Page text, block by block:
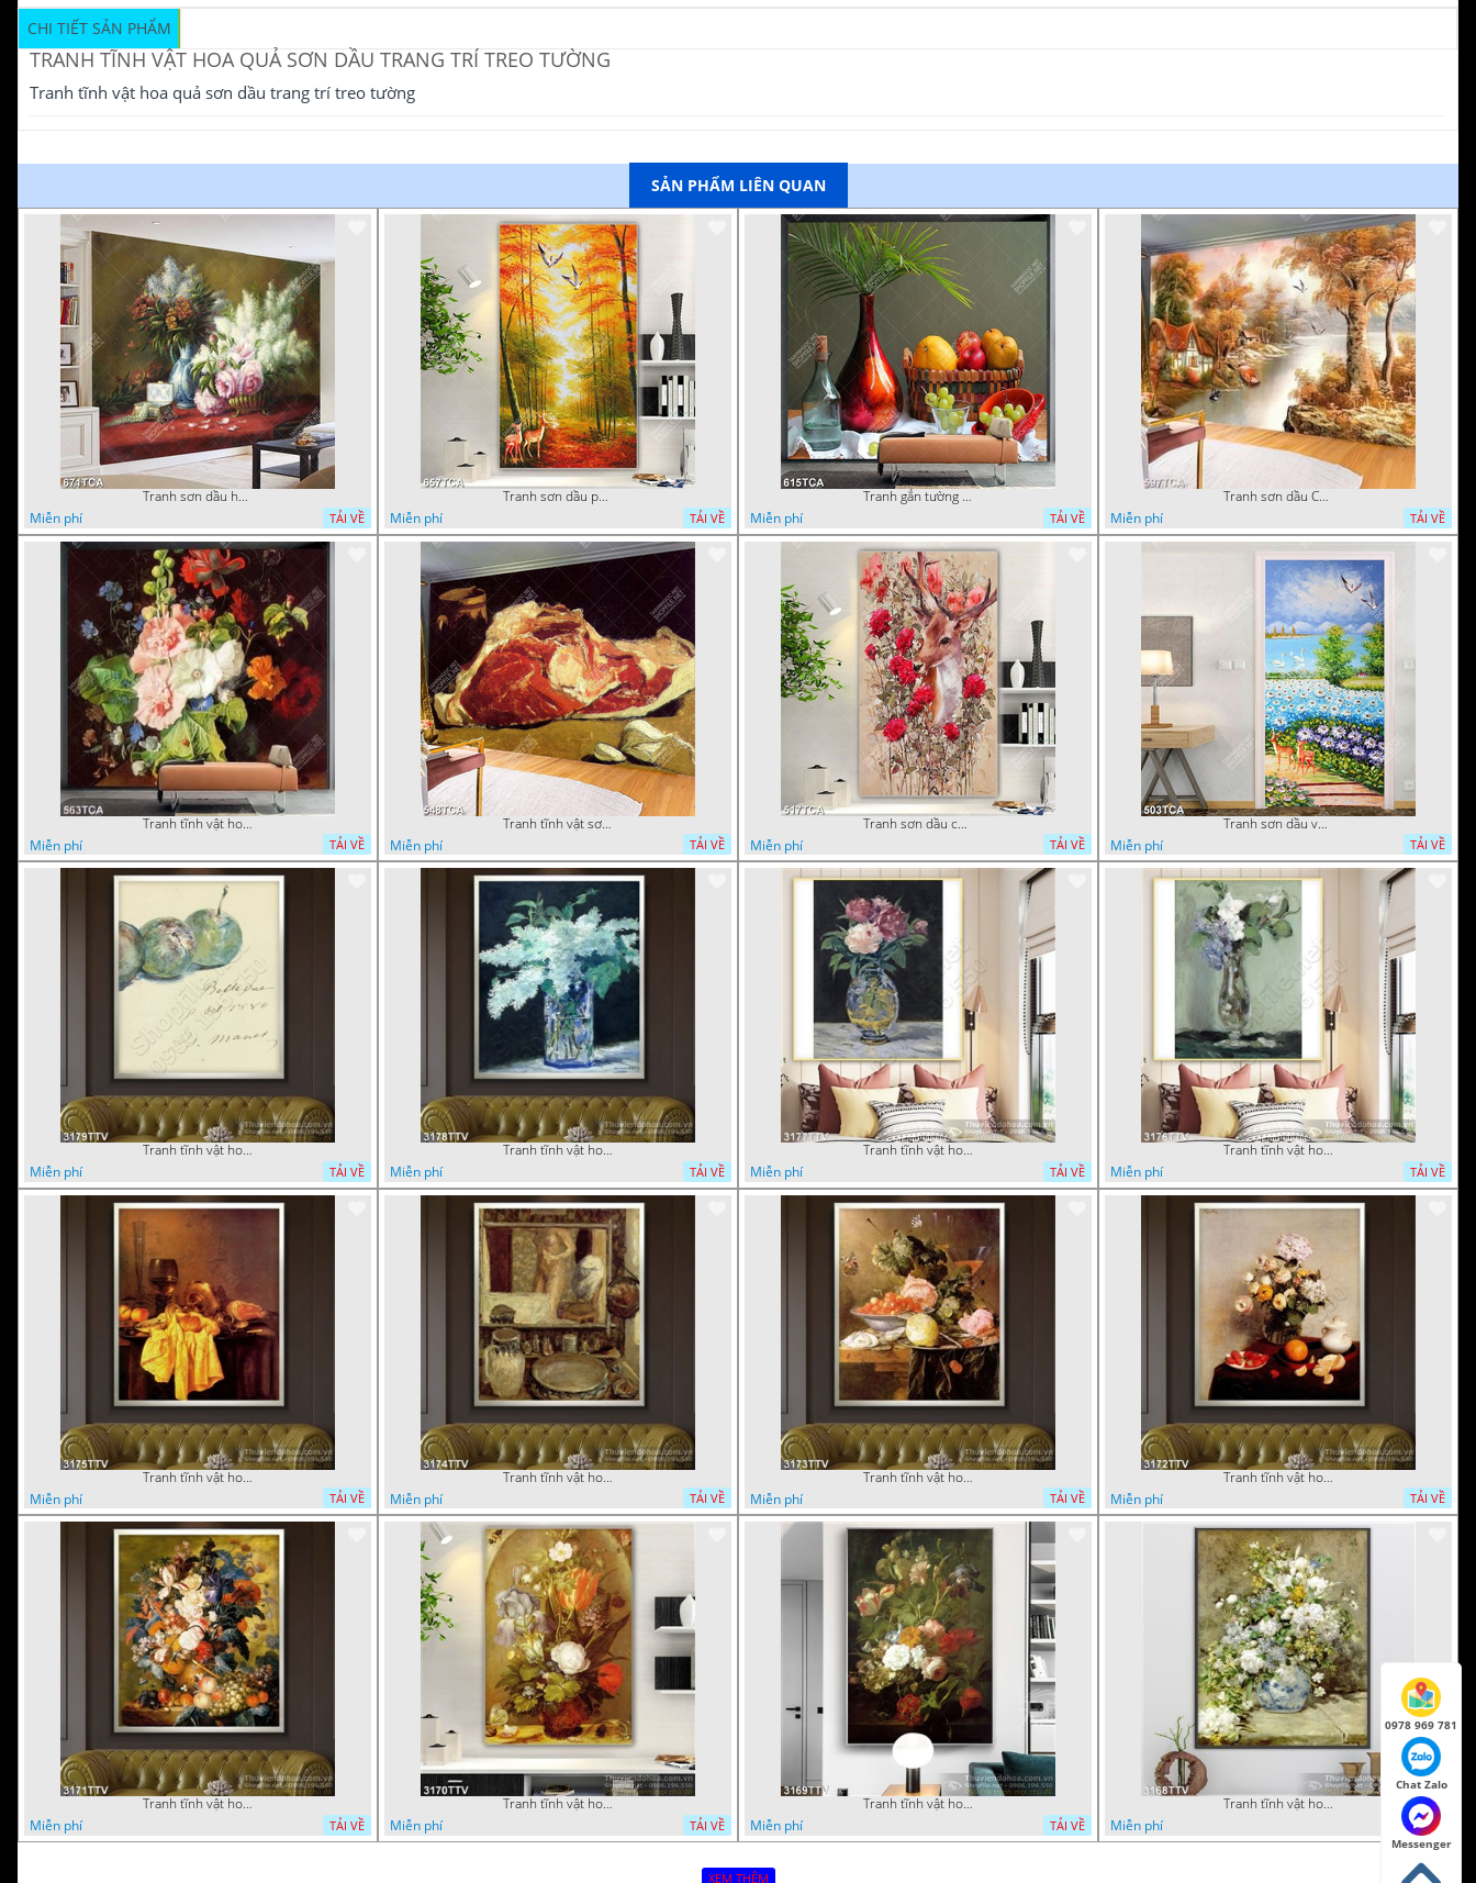
CHI TIẾT SẢN PHẨM
TRANH TĨNH VẬT HOA QUẢ SƠN DẦU TRANG TRÍ TREO TƯỜNG
Tranh tĩnh vật hoa quả sơn dầu trang trí treo tường
SẢN PHẨM LIÊN QUAN
Tranh sơn dầu hoa quả tĩnh vật nghệ thuật gắn tường
Miễn phí
TẢI VỀ
Tranh sơn dầu phong cảnh mùa thu cây lá vàng và nai trang trí tường
Miễn phí
TẢI VỀ
Tranh gắn tường hoa quả nghệ thuật
Miễn phí
TẢI VỀ
Tranh sơn dầu Châu Âu phong cảnh ngôi làng bên dòng sông
Miễn phí
TẢI VỀ
Tranh tĩnh vật hoa quả decor phòng khách in uv
Miễn phí
TẢI VỀ
Tranh tĩnh vật sơn dầu nước ngoài trang trí phòng bếp
Miễn phí
TẢI VỀ
Tranh sơn dầu chú nai trong vườn hoa decor tường in uv
Miễn phí
TẢI VỀ
Tranh sơn dầu vườn hoa bên dòng sông decor tường
Miễn phí
TẢI VỀ
Tranh tĩnh vật hoa quả sơn dầu dán tường đẹp
Miễn phí
TẢI VỀ
Tranh tĩnh vật hoa quả sơn dầu trang trí tường đẹp
Miễn phí
TẢI VỀ
Tranh tĩnh vật hoa quả sơn dầu nghệ thuật
Miễn phí
TẢI VỀ
Tranh tĩnh vật hoa quả sơn dầu trang trí tường
Miễn phí
TẢI VỀ
Tranh tĩnh vật hoa quả sơn dầu trang trí đẹp
Miễn phí
TẢI VỀ
Tranh tĩnh vật hoa quả sơn dầu nghệ thuật
Miễn phí
TẢI VỀ
Tranh tĩnh vật hoa quả sơn dầu độc đáo đẹp
Miễn phí
TẢI VỀ
Tranh tĩnh vật hoa quả sơn dầu trang trí phòng ngủ
Miễn phí
TẢI VỀ
Tranh tĩnh vật hoa quả sơn dầu đẹp
Miễn phí
TẢI VỀ
Tranh tĩnh vật hoa quả sơn dầu độc đáo
Miễn phí
TẢI VỀ
Tranh tĩnh vật hoa quả sơn dầu trang trí tường
Miễn phí
TẢI VỀ
Tranh tĩnh vật hoa quả sơn dầu nghệ thuật
Miễn phí
TẢI VỀ
XEM THÊM
0978 969 781
Chat Zalo
Messenger